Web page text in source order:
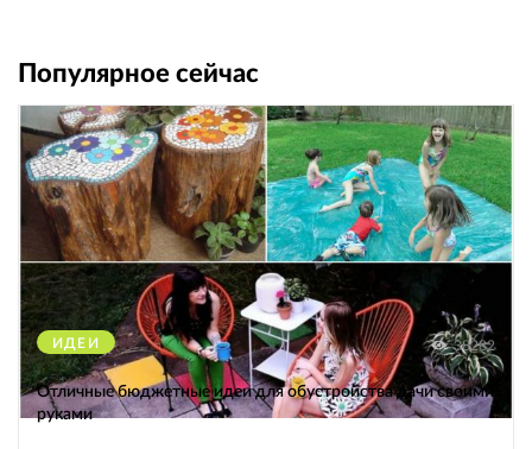
Популярное сейчас
ИДЕИ 38282
Отличные бюджетные идеи для обустройства дачи своими
руками